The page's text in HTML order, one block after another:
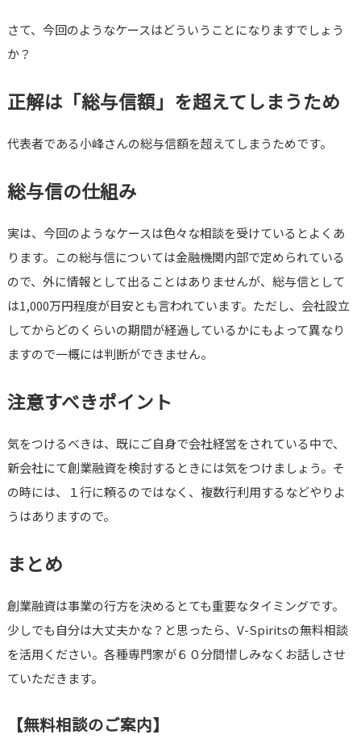
さて、今回のようなケースはどういうことになりますでしょう
か？
正解は「総与信額」を超えてしまうため
代表者である小峰さんの総与信額を超えてしまうためです。
総与信の仕組み
実は、今回のようなケースは色々な相談を受けているとよくあ
ります。この総与信については金融機関内部で定められている
ので、外に情報として出ることはありませんが、総与信として
は1,000万円程度が目安とも言われています。ただし、会社設立
してからどのくらいの期間が経過しているかにもよって異なり
ますので一概には判断ができません。
注意すべきポイント
気をつけるべきは、既にご自身で会社経営をされている中で、
新会社にて創業融資を検討するときには気をつけましょう。そ
の時には、１行に頼るのではなく、複数行利用するなどやりよ
うはありますので。
まとめ
創業融資は事業の行方を決めるとても重要なタイミングです。
少しでも自分は大丈夫かな？と思ったら、V-Spiritsの無料相談
を活用ください。各種専門家が６０分間惜しみなくお話しさせ
ていただきます。
【無料相談のご案内】